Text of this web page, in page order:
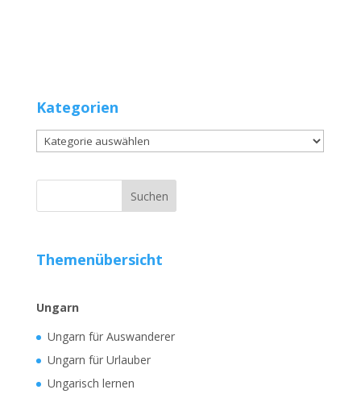
Kategorien
Kategorien
Themenübersicht
Ungarn
Ungarn für Auswanderer
Ungarn für Urlauber
Ungarisch lernen